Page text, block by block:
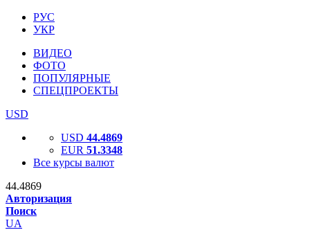
РУС
УКР
ВИДЕО
ФОТО
ПОПУЛЯРНЫЕ
СПЕЦПРОЕКТЫ
USD
USD 44.4869
EUR 51.3348
Все курсы валют
44.4869
Авторизация
Поиск
UA